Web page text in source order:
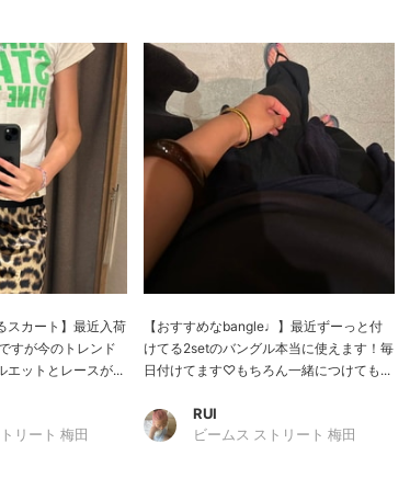
スカート】最近入荷
すが今のトレンド
エットとレースが...
リート 梅田
【おすすめなbangle♩】最近ずーっと付
けてる2setのバングル本当に使えます！毎
日付けてます♡もちろん一緒につけても...
RUI
ビームス ストリート 梅田